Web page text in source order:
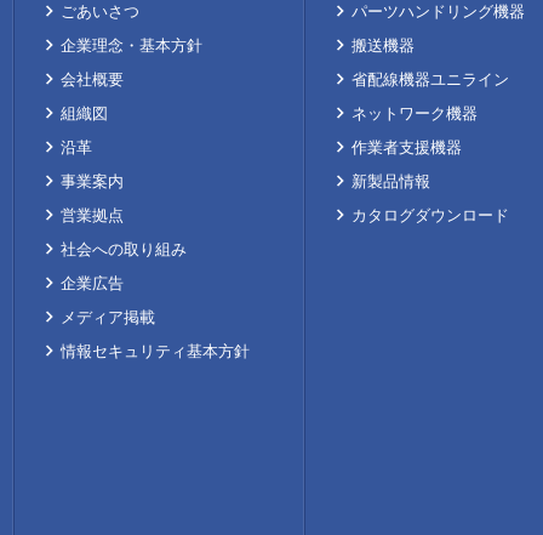
ごあいさつ
企業理念・基本方針
会社概要
組織図
沿革
事業案内
営業拠点
社会への取り組み
企業広告
メディア掲載
情報セキュリティ基本方針
パーツハンドリング機器
搬送機器
省配線機器ユニライン
ネットワーク機器
作業者支援機器
新製品情報
カタログダウンロード